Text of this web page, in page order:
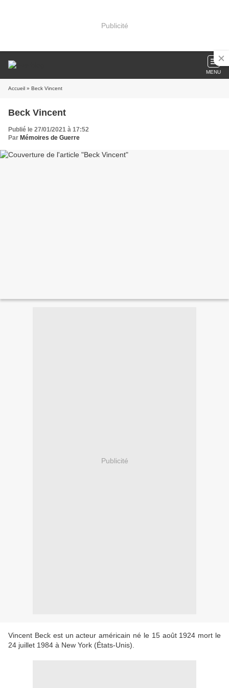
Publicité
MENU
Accueil » Beck Vincent
Beck Vincent
Publié le 27/01/2021 à 17:52
Par Mémoires de Guerre
Publicité
Vincent Beck est un acteur américain né le 15 août 1924 mort le
24 juillet 1984 à New York (États-Unis).